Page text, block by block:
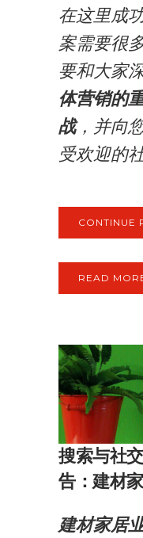
在这里成
案需要很
要和大家
体营销的
战，并向
受欢迎的
CONTINUE
READ
搜索与社
告：建材
建材家居